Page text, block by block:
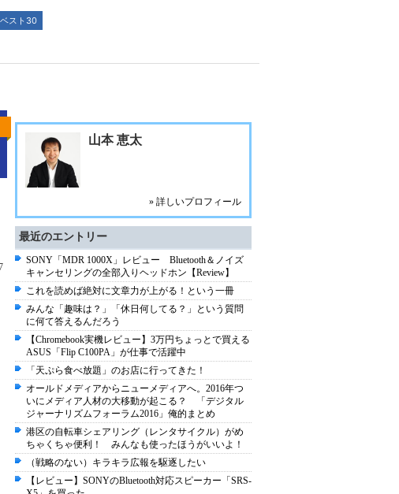
スト30
山本 恵太
» 詳しいプロフィール
最近のエントリー
SONY「MDR 1000X」レビュー Bluetooth＆ノイズ
キャンセリングの全部入りヘッドホン【Review】
これを読めば絶対に文章力が上がる！という一冊
みんな「趣味は？」「休日何してる？」という質問
に何て答えるんだろう
【Chromebook実機レビュー】3万円ちょっとで買える
ASUS「Flip C100PA」が仕事で活躍中
「天ぷら食べ放題」のお店に行ってきた！
オールドメディアからニューメディアへ。2016年つ
いにメディア人材の大移動が起こる？ 「デジタル
ジャーナリズムフォーラム2016」俺的まとめ
港区の自転車シェアリング（レンタサイクル）がめ
ちゃくちゃ便利！ みんなも使ったほうがいいよ！
（戦略のない）キラキラ広報を駆逐したい
【レビュー】SONYのBluetooth対応スピーカー「SRS-